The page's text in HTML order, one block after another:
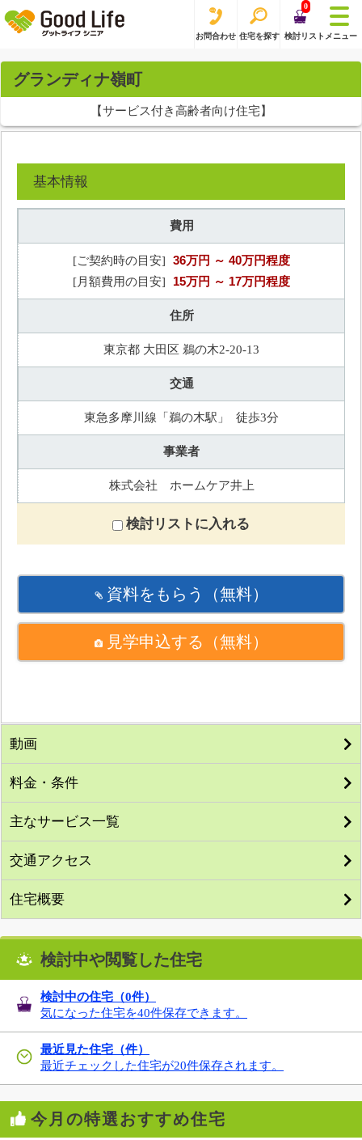
お問合わせ 住宅を探す
0
検討リスト メニュー
グランディナ嶺町
【サービス付き高齢者向け住宅】
基本情報
費用
[ご契約時の目安] 36万円 ～ 40万円程度
[月額費用の目安] 15万円 ～ 17万円程度
住所
東京都 大田区 鵜の木2-20-13
交通
東急多摩川線「鵜の木駅」 徒歩3分
事業者
株式会社 ホームケア井上
検討リストに入れる
資料をもらう （無料）
見学申込する （無料）
動画
料金・条件
主なサービス一覧
交通アクセス
住宅概要
検討中や閲覧した住宅
検討中の住宅（0件）
気になった住宅を40件保存できます。
最近見た住宅（件）
最近チェックした住宅が20件保存されます。
今月の特選おすすめ住宅